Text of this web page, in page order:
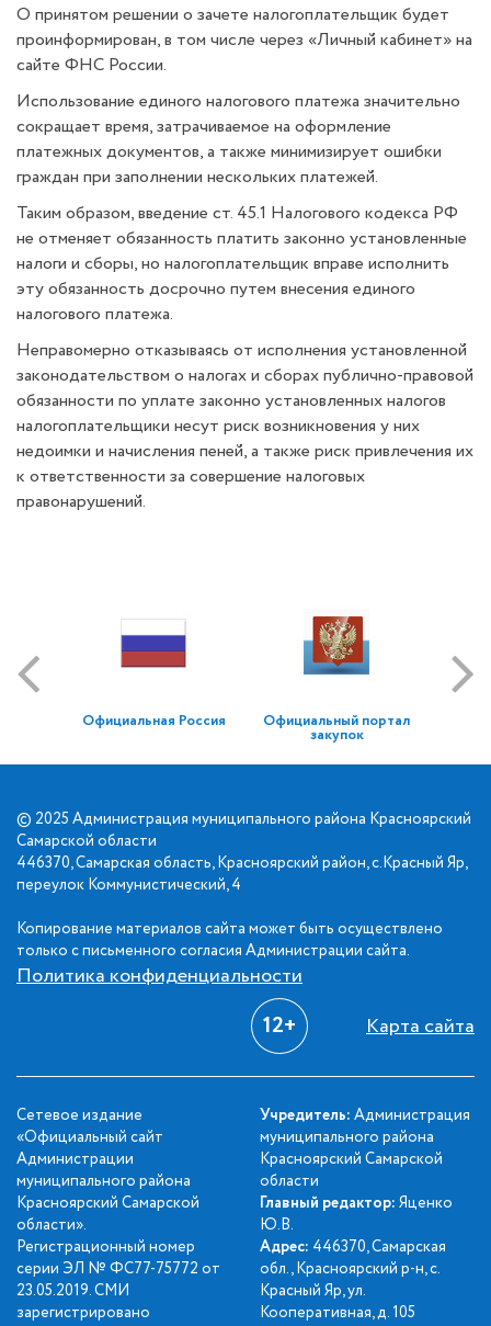
О принятом решении о зачете налогоплательщик будет
проинформирован, в том числе через «Личный кабинет» на
сайте ФНС России.
Использование единого налогового платежа значительно
сокращает время, затрачиваемое на оформление
платежных документов, а также минимизирует ошибки
граждан при заполнении нескольких платежей.
Таким образом, введение ст. 45.1 Налогового кодекса РФ
не отменяет обязанность платить законно установленные
налоги и сборы, но налогоплательщик вправе исполнить
эту обязанность досрочно путем внесения единого
налогового платежа.
Неправомерно отказываясь от исполнения установленной
законодательством о налогах и сборах публично-правовой
обязанности по уплате законно установленных налогов
налогоплательщики несут риск возникновения у них
недоимки и начисления пеней, а также риск привлечения их
к ответственности за совершение налоговых
правонарушений.
Официальная Россия Официальный портал
закупок
© 2025 Администрация муниципального района Красноярский
Самарской области
446370, Самарская область, Красноярский район, с.Красный Яр,
переулок Коммунистический, 4
Копирование материалов сайта может быть осуществлено
только с письменного согласия Администрации сайта.
Политика конфиденциальности
12+ Карта сайта
Сетевое издание
«Официальный сайт
Администрации
муниципального района
Красноярский Самарской
области».
Регистрационный номер
серии ЭЛ № ФС77-75772 от
23.05.2019. СМИ
зарегистрировано
Учредитель: Администрация
муниципального района
Красноярский Самарской
области
Главный редактор: Яценко
Ю.В.
Адрес: 446370, Самарская
обл., Красноярский р-н, с.
Красный Яр, ул.
Кооперативная, д. 105